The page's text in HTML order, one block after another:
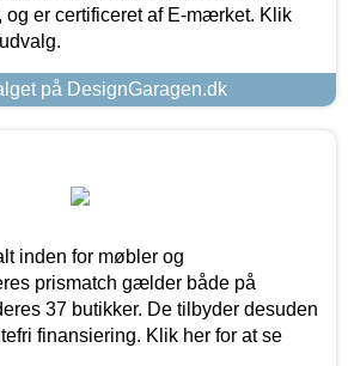
og er certificeret af E-mærket. Klik
på DesignGaragen.dk
inden for møbler og
prismatch gælder både på
37 butikker. De tilbyder desuden
finansiering. Klik her for at se